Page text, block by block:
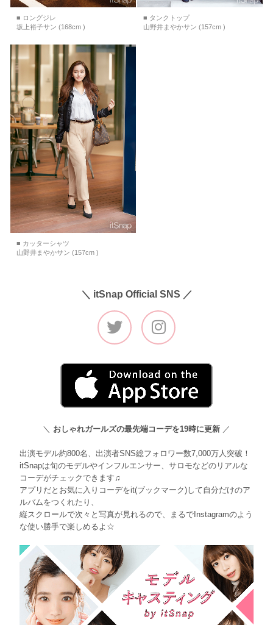
■ ロングジレ
坂上裕子サン (168cm )
■ タンクトップ
山野井まやかサン (157cm )
■ カッターシャツ
山野井まやかサン (157cm )
＼ itSnap Official SNS ／
＼ おしゃれガールズの最先端コーデを19時に更新 ／
出演モデル約800名、出演者SNS総フォロワー数7,000万人突破！
itSnapは旬のモデルやインフルエンサー、サロモなどのリアルな
コーデがチェックできます♫
アプリだとお気に入りコーデをit(ブックマーク)して自分だけのア
ルバムをつくれたり、
縦スクロールで次々と写真が見れるので、まるでInstagramのよう
な使い勝手で楽しめるよ☆